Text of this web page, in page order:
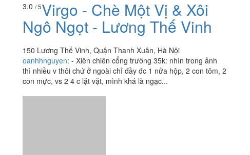
3.0 / 5Virgo - Chè Một Vị & Xôi
Ngô Ngọt - Lương Thế Vinh
150 Lương Thế Vinh, Quận Thanh Xuân, Hà Nội
oanhhnguyen: - Xiên chiên cổng trường 35k: nhìn trong ảnh
thì nhiều v thôi chứ ở ngoài chỉ đầy đc 1 nửa hộp, 2 con tôm, 2
con mực, vs 2 4 c lặt vặt, mình khá là ngạc...